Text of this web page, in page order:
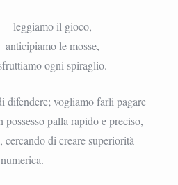
leggiamo il gioco,
anticipiamo le mosse,
ogni spiraglio.
difendere; vogliamo farli pagare
palla rapido e preciso,
di creare superiorità
numerica.